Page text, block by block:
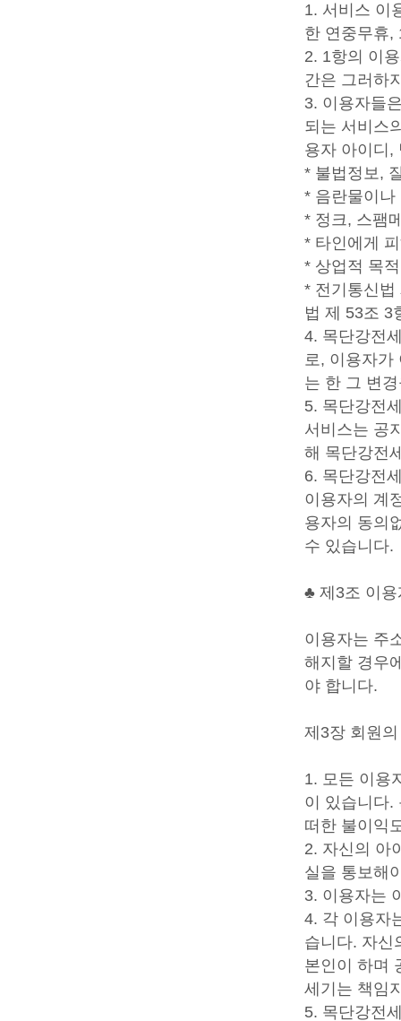
1. 서비스 이
한 연중무휴,
2. 1항의 이
간은 그러하
3. 이용자들
되는 서비스
용자 아이디,
* 불법정보,
* 음란물이나
* 정크, 스팸
* 타인에게
* 상업적 목
* 전기통신법
법 제 53조 3
4. 목단강전
로, 이용자가
는 한 그 변
5. 목단강전
서비스는 공
해 목단강전
6. 목단강전
이용자의 계
용자의 동의
수 있습니다.
♣ 제3조 이
이용자는 주
해지할 경우
야 합니다.
제3장 회원
1. 모든 이용
이 있습니다.
떠한 불이익
2. 자신의 아
실을 통보해
3. 이용자는
4. 각 이용자
습니다. 자신
본인이 하며
세기는 책임
5. 목단강전